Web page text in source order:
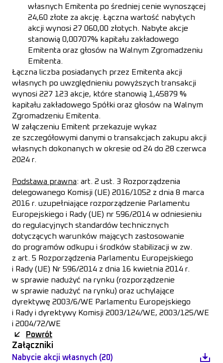
własnych Emitenta po średniej cenie wynoszącej
24,60 złote za akcję. Łączna wartość nabytych
akcji wynosi 27 060,00 złotych. Nabyte akcje
stanowią 0,00707% kapitału zakładowego
Emitenta oraz głosów na Walnym Zgromadzeniu
Emitenta.
Łączna liczba posiadanych przez Emitenta akcji
własnych po uwzględnieniu powyższych transakcji
wynosi 227 123 akcje, które stanowią 1,45879 %
kapitału zakładowego Spółki oraz głosów na Walnym
Zgromadzeniu Emitenta.
W załączeniu Emitent przekazuje wykaz
ze szczegółowymi danymi o transakcjach zakupu akcji
własnych dokonanych w okresie od 24 do 28 czerwca
2024 r.
Podstawa prawna: art. 2 ust. 3 Rozporządzenia
delegowanego Komisji (UE) 2016/1052 z dnia 8 marca
2016 r. uzupełniające rozporządzenie Parlamentu
Europejskiego i Rady (UE) nr 596/2014 w odniesieniu
do regulacyjnych standardów technicznych
dotyczących warunków mających zastosowanie
do programów odkupu i środków stabilizacji w zw.
z art. 5 Rozporządzenia Parlamentu Europejskiego
i Rady (UE) Nr 596/2014 z dnia 16 kwietnia 2014 r.
w sprawie nadużyć na rynku (rozporządzenie
w sprawie nadużyć na rynku) oraz uchylające
dyrektywę 2003/6/WE Parlamentu Europejskiego
i Rady i dyrektywy Komisji 2003/124/WE, 2003/125/WE
i 2004/72/WE
Powrót
Załączniki
Nabycie akcji własnych (20)